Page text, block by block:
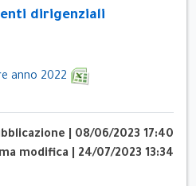
dirigenziali
anno 2022
08/06/2023 17:40
modifica
24/07/2023 13:34